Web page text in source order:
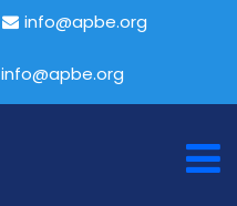
info@apbe.org
info@apbe.org